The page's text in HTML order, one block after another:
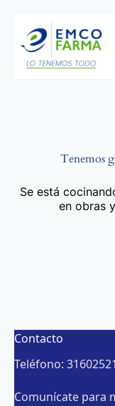
contenido
Tenemos
Se está
en obras
Contacto
Teléfono:
Comunícate para